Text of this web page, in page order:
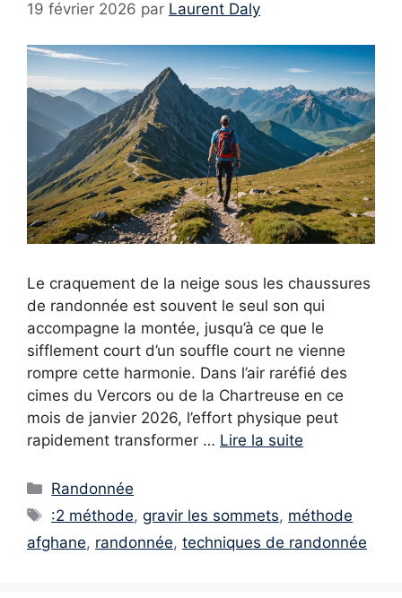
19 février 2026 par Laurent Daly
Le craquement de la neige sous les chaussures
de randonnée est souvent le seul son qui
accompagne la montée, jusqu’à ce que le
sifflement court d’un souffle court ne vienne
rompre cette harmonie. Dans l’air raréfié des
cimes du Vercors ou de la Chartreuse en ce
mois de janvier 2026, l’effort physique peut
rapidement transformer … Lire la suite
Catégories
Randonnée
Étiquettes
:2 méthode,gravir les sommets, méthode
afghane, randonnée, techniques de randonnée